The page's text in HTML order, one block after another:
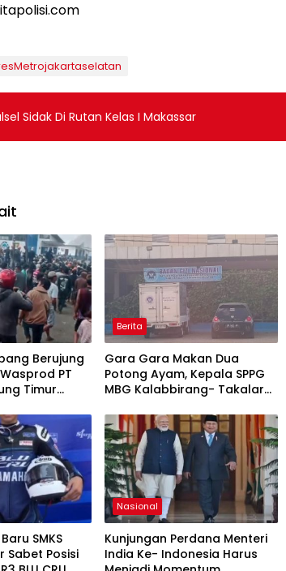
Sidak Di Rutan Kelas I Makassar
Berujung
PT
Timur
Berita
Gara Gara Makan Dua
Potong Ayam, Kepala SPPG
MBG Kalabbirang- Takalar
SMKS
Sabet Posisi
Nasional
Kunjungan Perdana Menteri
India Ke- Indonesia Harus